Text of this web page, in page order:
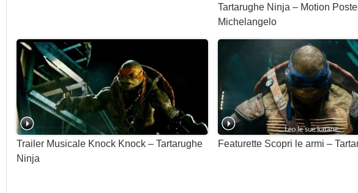
Tartarughe Ninja – Motion
Michelangelo
Trailer Musicale Knock Knock – Tartarughe
Ninja
Featurette Scopri le armi –